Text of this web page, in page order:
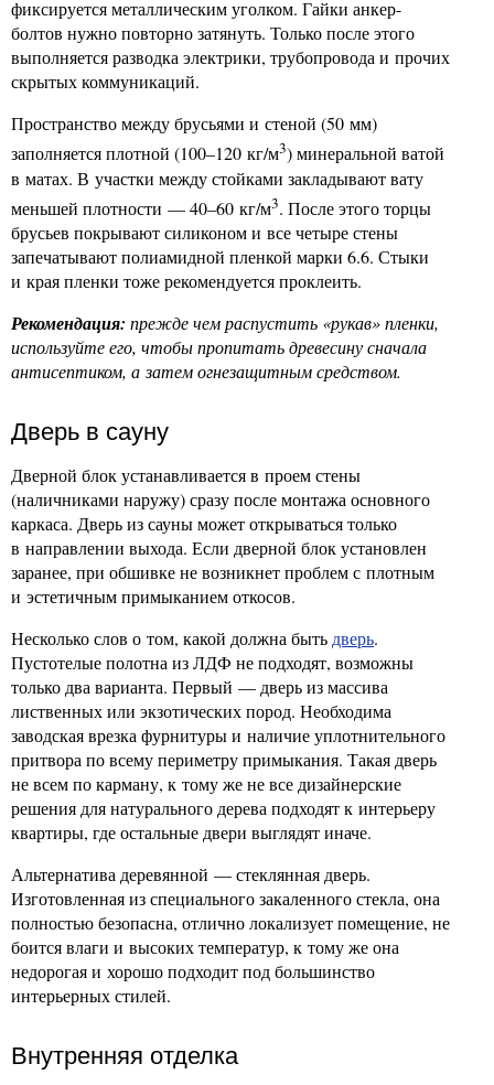
фиксируется металлическим уголком. Гайки анкер-
болтов нужно повторно затянуть. Только после этого
выполняется разводка электрики, трубопровода и прочих
скрытых коммуникаций.
Пространство между брусьями и стеной (50 мм)
заполняется плотной (100–120 кг/м3) минеральной ватой
в матах. В участки между стойками закладывают вату
меньшей плотности — 40–60 кг/м3. После этого торцы
брусьев покрывают силиконом и все четыре стены
запечатывают полиамидной пленкой марки 6.6. Стыки
и края пленки тоже рекомендуется проклеить.
Рекомендация: прежде чем распустить «рукав» пленки,
используйте его, чтобы пропитать древесину сначала
антисептиком, а затем огнезащитным средством.
Дверь в сауну
Дверной блок устанавливается в проем стены
(наличниками наружу) сразу после монтажа основного
каркаса. Дверь из сауны может открываться только
в направлении выхода. Если дверной блок установлен
заранее, при обшивке не возникнет проблем с плотным
и эстетичным примыканием откосов.
Несколько слов о том, какой должна быть дверь.
Пустотелые полотна из ЛДФ не подходят, возможны
только два варианта. Первый — дверь из массива
лиственных или экзотических пород. Необходима
заводская врезка фурнитуры и наличие уплотнительного
притвора по всему периметру примыкания. Такая дверь
не всем по карману, к тому же не все дизайнерские
решения для натурального дерева подходят к интерьеру
квартиры, где остальные двери выглядят иначе.
Альтернатива деревянной — стеклянная дверь.
Изготовленная из специального закаленного стекла, она
полностью безопасна, отлично локализует помещение, не
боится влаги и высоких температур, к тому же она
недорогая и хорошо подходит под большинство
интерьерных стилей.
Внутренняя отделка